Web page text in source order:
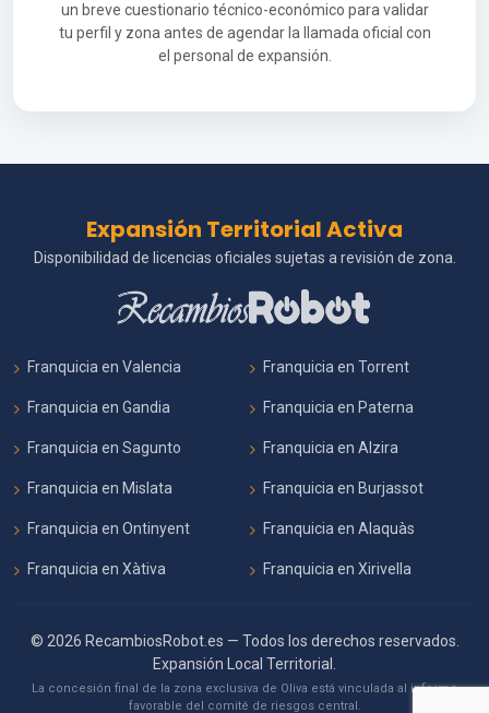
un breve cuestionario técnico-económico para validar
tu perfil y zona antes de agendar la llamada oficial con
el personal de expansión.
Expansión Territorial Activa
Disponibilidad de licencias oficiales sujetas a revisión de zona.
Franquicia en Valencia Franquicia en Torrent
Franquicia en Gandia Franquicia en Paterna
Franquicia en Sagunto Franquicia en Alzira
Franquicia en Mislata Franquicia en Burjassot
Franquicia en Ontinyent Franquicia en Alaquàs
Franquicia en Xàtiva Franquicia en Xirivella
© 2026 RecambiosRobot.es — Todos los derechos reservados.
Expansión Local Territorial.
La concesión final de la zona exclusiva de Oliva está vinculada al informe
favorable del comité de riesgos central.